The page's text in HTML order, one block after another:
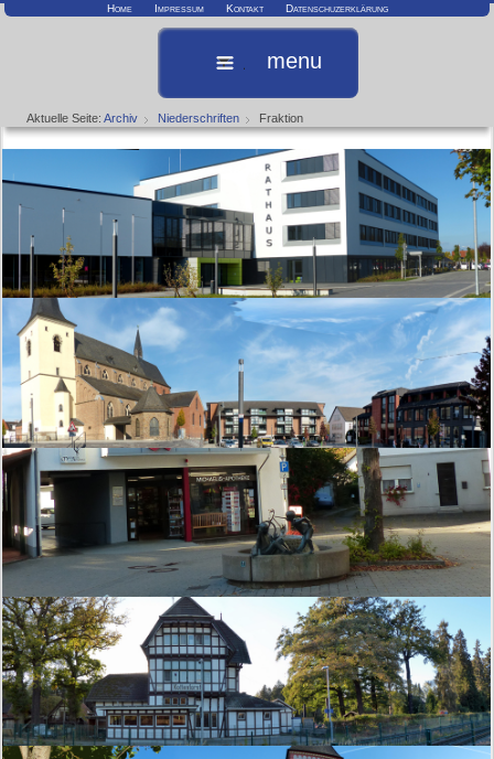
Home Impressum Kontakt Datenschuzerklärung
menu
Aktuelle Seite:Archiv Niederschriften Fraktion